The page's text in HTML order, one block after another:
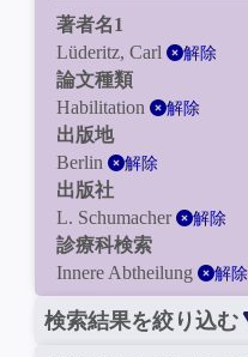
著者名1
Lüderitz, Carl
解除
論文種類
Habilitation
解除
出版地
Berlin
解除
出版社
L. Schumacher
解除
診療科検索
Innere Abtheilung
解除
検索結果を絞り込む